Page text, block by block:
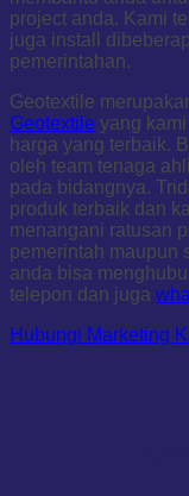
project anda. Kami
juga install
pemerintahan.
Geotextile
Geotextile yang
harga yang terbaik.
oleh team tenaga
pada bidangnya.
produk terbaik dan
menangani ratusan
pemerintah maupun
anda bisa
telepon dan juga
Hubungi Marketing